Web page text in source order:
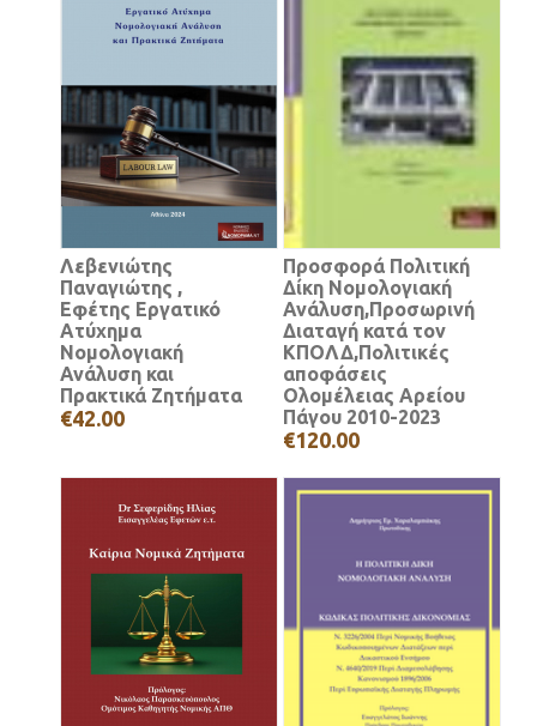
Λεβενιώτης
Παναγιώτης ,
Εφέτης Εργατικό
Ατύχημα
Νομολογιακή
Ανάλυση και
Πρακτικά Ζητήματα
€42.00
Προσφορά Πολιτική
Δίκη Νομολογιακή
Ανάλυση,Προσωρινή
Διαταγή κατά τον
ΚΠΟΛΔ,Πολιτικές
αποφάσεις
Ολομέλειας Αρείου
Πάγου 2010-2023
€120.00